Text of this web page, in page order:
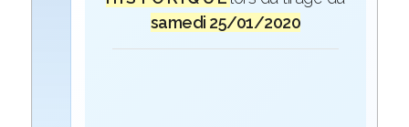
samedi 25/01/2020